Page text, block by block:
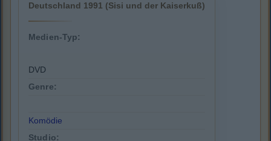
Deutschland 1991 (Sisi und der Kaiserkuß)
Medien-Typ:
DVD
Genre:
Komödie
Studio: